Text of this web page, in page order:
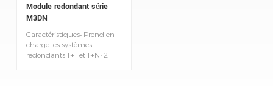
Module redondant série
M3DN
Caractéristiques• Prend en
charge les systèmes
redondants 1+1 et 1+N• 2